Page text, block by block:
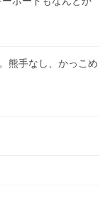
熊手なし、かっこめ